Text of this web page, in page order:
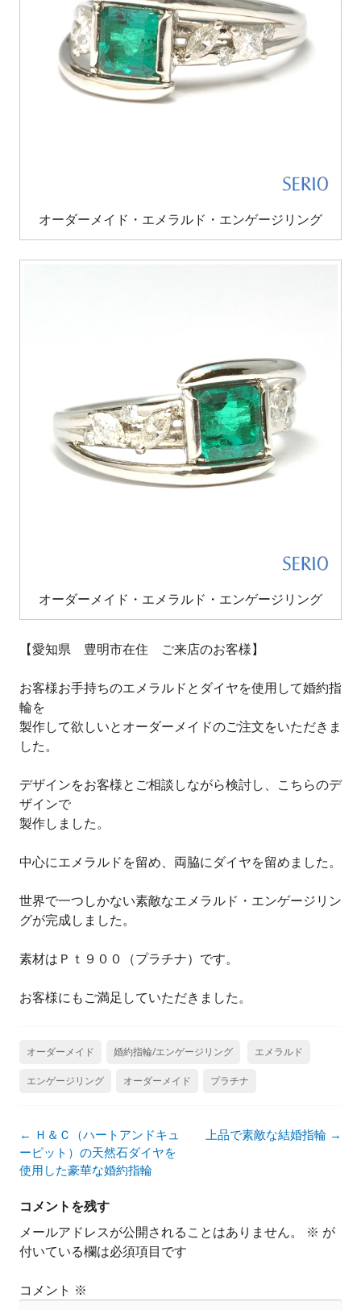
オーダーメイド・エメラルド・エンゲージリング
オーダーメイド・エメラルド・エンゲージリング
【愛知県 豊明市在住 ご来店のお客様】
お客様お手持ちのエメラルドとダイヤを使用して婚約指
輪を
製作して欲しいとオーダーメイドのご注文をいただきま
した。
デザインをお客様とご相談しながら検討し、こちらのデ
ザインで
製作しました。
中心にエメラルドを留め、両脇にダイヤを留めました。
世界で一つしかない素敵なエメラルド・エンゲージリン
グが完成しました。
素材はＰｔ９００（プラチナ）です。
お客様にもご満足していただきました。
オーダーメイド 婚約指輪/エンゲージリング エメラルド
エンゲージリング オーダーメイド プラチナ
投
稿
ナ
ゲ
シ
ョ
← Ｈ＆Ｃ（ハートアンドキュ
ーピット）の天然石ダイヤを
使用した豪華な婚約指輪
上品で素敵な結婚指輪 →
コメントを残す
メールアドレスが公開されることはありません。
※ が
付いている欄は必須項目です
コメント ※